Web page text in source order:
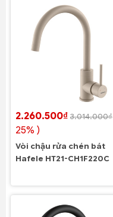
2.260.500₫ 3.014.000₫
25% )
Vòi chậu rửa chén bát
Hafele HT21-CH1F220C